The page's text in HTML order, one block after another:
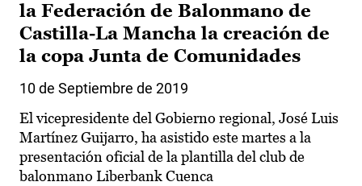
la Federación de Balonmano de
Castilla-La Mancha la creación de
la copa Junta de Comunidades
10 de Septiembre de 2019
El vicepresidente del Gobierno regional, José Luis
Martínez Guijarro, ha asistido este martes a la
presentación oficial de la plantilla del club de
balonmano Liberbank Cuenca